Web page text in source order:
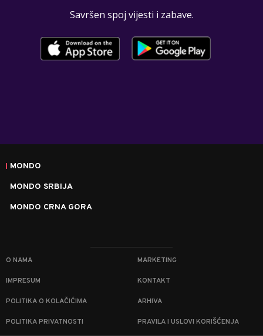
Savršen spoj vijesti i zabave.
MONDO
MONDO SRBIJA
MONDO CRNA GORA
O NAMA MARKETING
IMPRESUM KONTAKT
POLITIKA O KOLAČIĆIMA ARHIVA
POLITIKA PRIVATNOSTI PRAVILA I USLOVI KORIŠĆENJA